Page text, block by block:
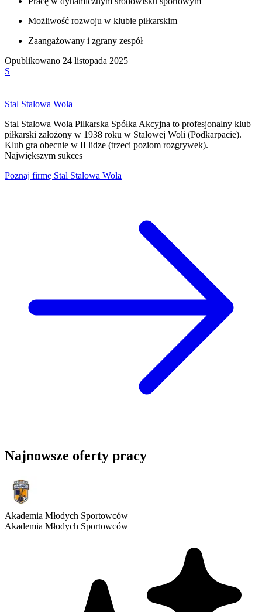
Możliwość rozwoju w klubie piłkarskim
Zaangażowany i zgrany zespół
Opublikowano 24 listopada 2025
S
Stal Stalowa Wola
Stal Stalowa Wola Pilkarska Spółka Akcyjna to profesjonalny klub
piłkarski założony w 1938 roku w Stalowej Woli (Podkarpacie).
Klub gra obecnie w II lidze (trzeci poziom rozgrywek).
Największym sukces
Poznaj firmę Stal Stalowa Wola
Najnowsze oferty pracy
Akademia Młodych Sportowców
Akademia Młodych Sportowców